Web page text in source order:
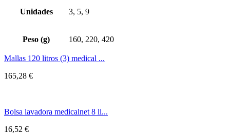
Unidades 3, 5, 9
Peso (g) 160, 220, 420
Mallas 120 litros (3) medical ...
165,28 €
Bolsa lavadora medicalnet 8 li...
16,52 €